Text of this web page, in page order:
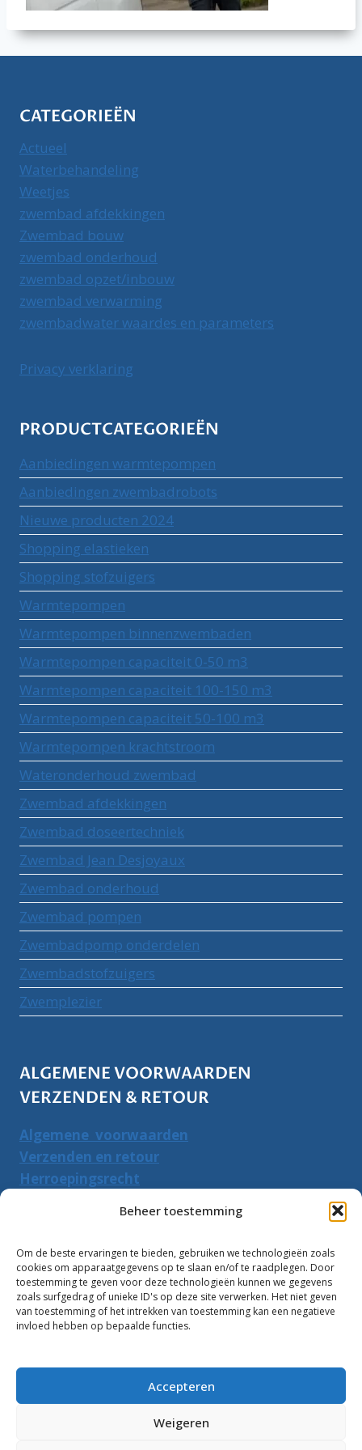
Beheer toestemming
Om de beste ervaringen te bieden, gebruiken we technologieën zoals
cookies om apparaatgegevens op te slaan en/of te raadplegen. Door
toestemming te geven voor deze technologieën kunnen we gegevens
zoals surfgedrag of unieke ID's op deze site verwerken. Het niet geven
van toestemming of het intrekken van toestemming kan een negatieve
invloed hebben op bepaalde functies.
Accepteren
Weigeren
CATEGORIEËN
Actueel
Waterbehandeling
Weetjes
zwembad afdekkingen
Zwembad bouw
zwembad onderhoud
zwembad opzet/inbouw
zwembad verwarming
zwembadwater waardes en parameters
Privacy verklaring
PRODUCTCATEGORIEËN
Aanbiedingen warmtepompen
Aanbiedingen zwembadrobots
Nieuwe producten 2024
Shopping elastieken
Shopping stofzuigers
Warmtepompen
Warmtepompen binnenzwembaden
Warmtepompen capaciteit 0-50 m3
Warmtepompen capaciteit 100-150 m3
Warmtepompen capaciteit 50-100 m3
Warmtepompen krachtstroom
Wateronderhoud zwembad
Zwembad afdekkingen
Zwembad doseertechniek
Zwembad Jean Desjoyaux
Zwembad onderhoud
Zwembad pompen
Zwembadpomp onderdelen
Zwembadstofzuigers
Zwemplezier
ALGEMENE VOORWAARDEN
VERZENDEN & RETOUR
Algemene voorwaarden
Verzenden en retour
Herroepingsrecht
Zoeken
naar:
Zoeken
Klantbeoordelingen: